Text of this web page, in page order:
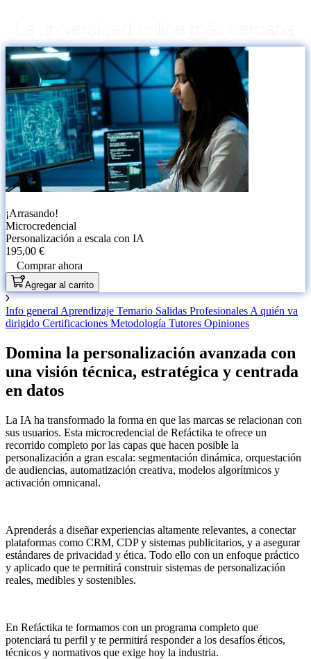
¡Arrasando!
Microcredencial
Personalización a escala con IA
195,00 €
Comprar ahora
Agregar al carrito
Info general Aprendizaje Temario Salidas Profesionales A quién va
dirigido Certificaciones Metodología Tutores Opiniones
Domina la personalización avanzada con
una visión técnica, estratégica y centrada
en datos
La IA ha transformado la forma en que las marcas se relacionan con
sus usuarios. Esta microcredencial de Refáctika te ofrece un
recorrido completo por las capas que hacen posible la
personalización a gran escala: segmentación dinámica, orquestación
de audiencias, automatización creativa, modelos algorítmicos y
activación omnicanal.
Aprenderás a diseñar experiencias altamente relevantes, a conectar
plataformas como CRM, CDP y sistemas publicitarios, y a asegurar
estándares de privacidad y ética. Todo ello con un enfoque práctico
y aplicado que te permitirá construir sistemas de personalización
reales, medibles y sostenibles.
En Refáctika te formamos con un programa completo que
potenciará tu perfil y te permitirá responder a los desafíos éticos,
técnicos y normativos que exige hoy la industria.